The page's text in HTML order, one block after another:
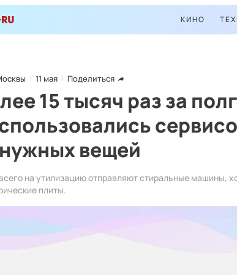
КИНО
11 мая Поделиться
15 тысяч раз за
вещей
на утилизацию отправляют стиральные машины,
плиты.